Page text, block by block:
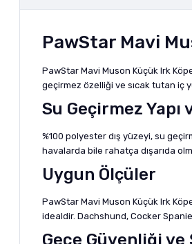
PawStar Mavi
PawStar Mavi Muson Küçük Irk
geçirmez özelliği ve sıcak tutan iç
Su Geçirmez Yapı
%100 polyester dış yüzeyi, su
havalarda bile rahatça dışarıda
Uygun Ölçüler
PawStar Mavi Muson Küçük Irk
idealdir. Dachshund, Cocker
Gece Güvenliği ve